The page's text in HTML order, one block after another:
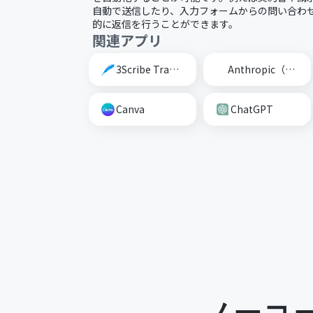
自動で送信したり、入力フォームからの問い合
的に返信を行うことができます。
関連アプリ
3Scribe Transcription Anthropic（Claude）
Canva ChatGPT